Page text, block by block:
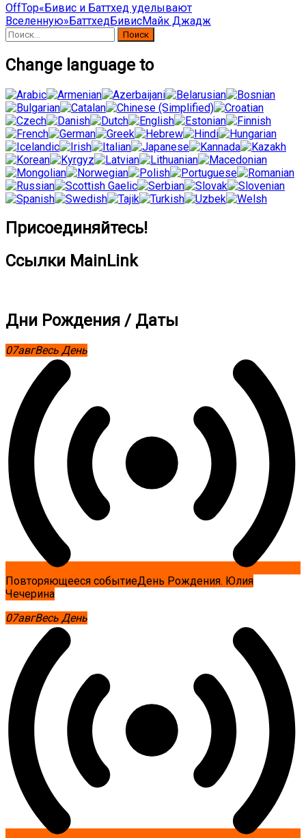
OffTop«Бивис и Баттхед уделывают
Вселенную»БаттхедБивисМайк Джадж
Найти:
Change language to
Присоединяйтесь!
Ссылки MainLink
Дни Рождения / Даты
07авгВесь День
Повторяющееся событиеДень Рождения. Юлия
Чечерина
07авгВесь День